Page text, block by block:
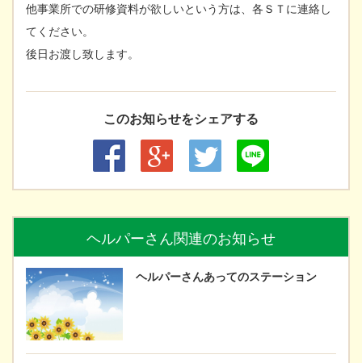
他事業所での研修資料が欲しいという方は、各ＳＴに連絡し
てください。
後日お渡し致します。
このお知らせをシェアする
ヘルパーさん関連のお知らせ
ヘルパーさんあってのステーション